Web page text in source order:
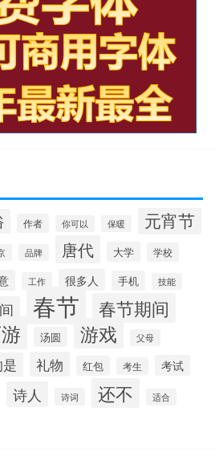
作者 你可以 保暖 元宵节
品牌 唐代 大学 学校
工作 很多人 手机 技能
春节 春节期间
汤圆 游戏 父母
礼物 红包 考生 考试
诗人 诗词 还不 适合